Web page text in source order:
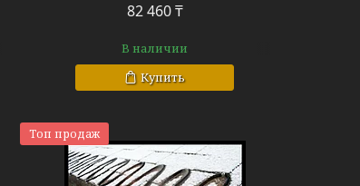
82 460 ₸
В наличии
Купить
Топ продаж